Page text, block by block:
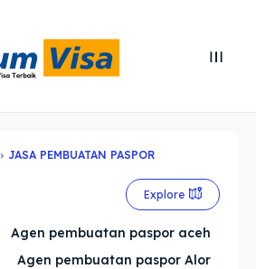
destinations
destinations
JASA PEMBUATAN PASPOR
Explore
Agen pembuatan paspor aceh
Agen pembuatan paspor Alor